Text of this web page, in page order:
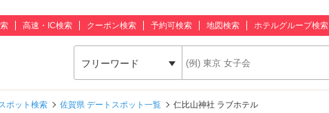
高速・IC検索 クーポン検索 予約可検索 地図検索 ホテルグループ検索
フリーワード
ポット検索 佐賀県 デートスポット一覧 仁比山神社 ラブホテル